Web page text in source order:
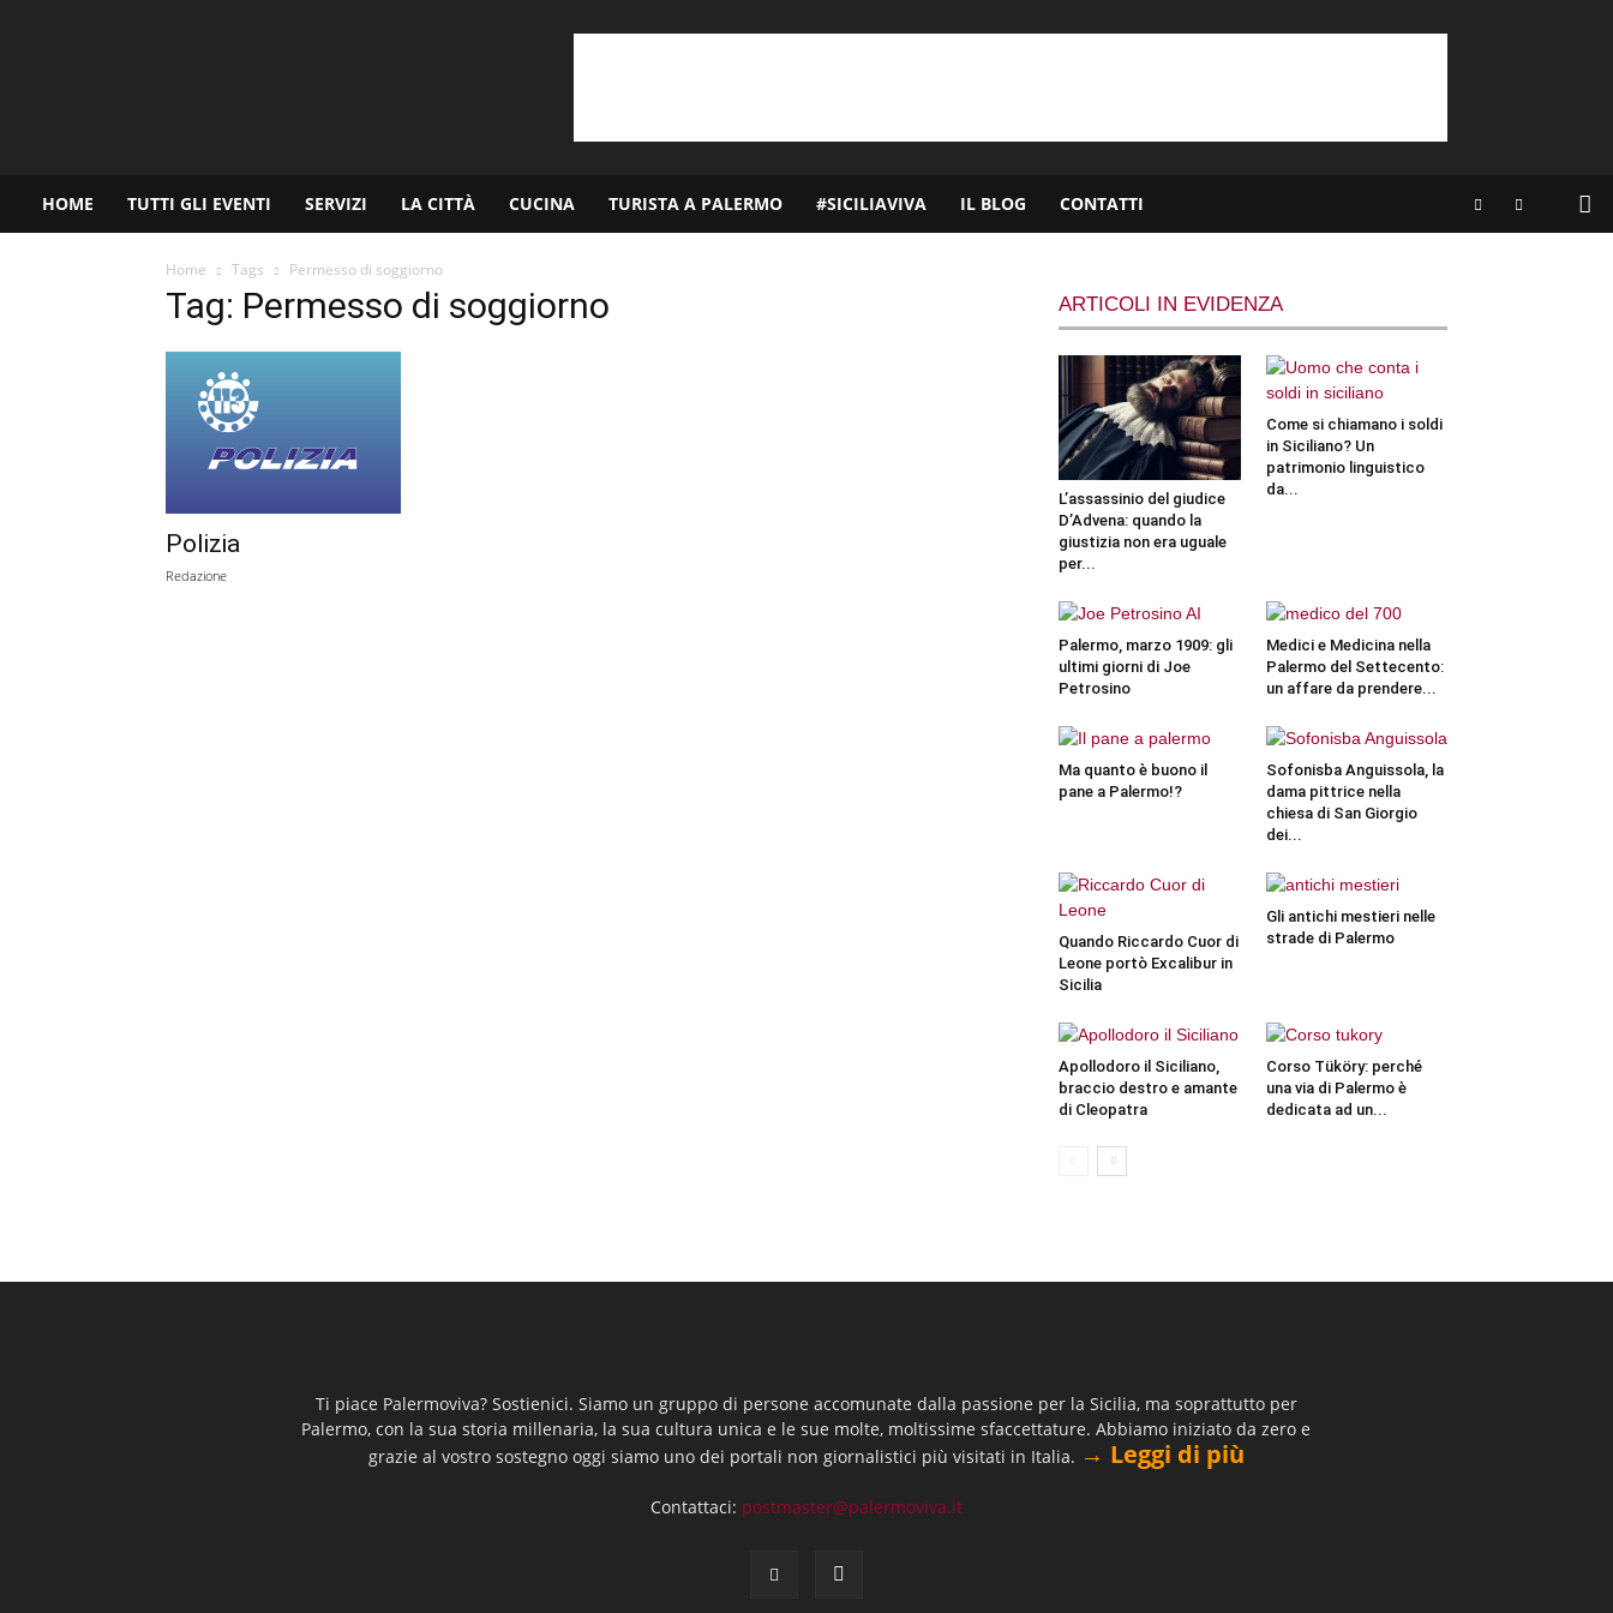
HOME TUTTI GLI EVENTI SERVIZI LA CITTÀ CUCINA TURISTA A PALERMO #SICILIAVIVA IL BLOG CONTATTI
Home Tags Permesso di soggiorno
Tag: Permesso di soggiorno
Polizia
Redazione
ARTICOLI IN EVIDENZA
L’assassinio del giudice
D’Advena: quando la
giustizia non era uguale
per...
Come si chiamano i soldi
in Siciliano? Un
patrimonio linguistico
da...
Palermo, marzo 1909: gli
ultimi giorni di Joe
Petrosino
Medici e Medicina nella
Palermo del Settecento:
un affare da prendere...
Ma quanto è buono il
pane a Palermo!?
Sofonisba Anguissola, la
dama pittrice nella
chiesa di San Giorgio
dei...
Quando Riccardo Cuor di
Leone portò Excalibur in
Sicilia
Gli antichi mestieri nelle
strade di Palermo
Apollodoro il Siciliano,
braccio destro e amante
di Cleopatra
Corso Tüköry: perché
una via di Palermo è
dedicata ad un...
Ti piace Palermoviva? Sostienici. Siamo un gruppo di persone accomunate dalla passione per la Sicilia, ma soprattutto per
Palermo, con la sua storia millenaria, la sua cultura unica e le sue molte, moltissime sfaccettature. Abbiamo iniziato da zero e
grazie al vostro sostegno oggi siamo uno dei portali non giornalistici più visitati in Italia. → Leggi di più
Contattaci: postmaster@palermoviva.it